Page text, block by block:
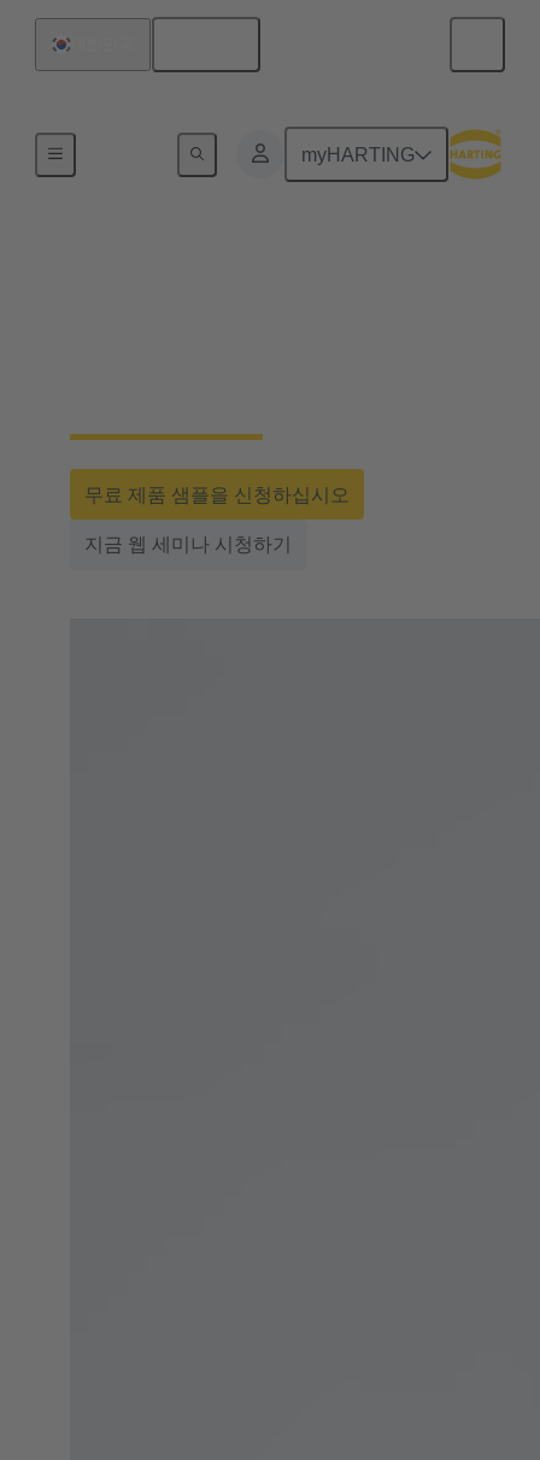
myHARTING
무료 제품 샘플을 신청하십시오
지금 웹 세미나 시청하기